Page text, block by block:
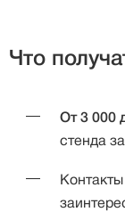
Что
От 3 000
стенда за